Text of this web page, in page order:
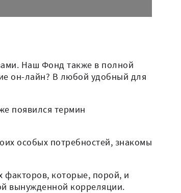
Наш Фонд также в полной
он-лайн? В любой удобный для
появился термин
особых потребностей, знакомы
факторов, которые, порой, и
вынужденной корреляции.